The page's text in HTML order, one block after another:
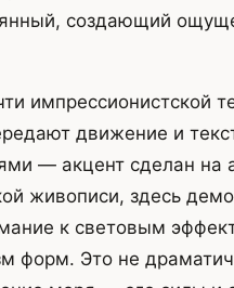
создающий
импрессионистской
движение и
— акцент сделан на
живописи, здесь
к световым
форм. Это не